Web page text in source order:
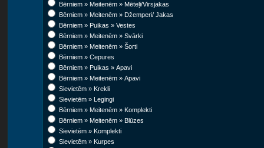
Bērniem » Meitenēm » Mēteļi/Virsjakas
Bērniem » Meitenēm » Džemperi/ Jakas
Bērniem » Puikas » Vestes
Bērniem » Meitenēm » Svārki
Bērniem » Meitenēm » Šorti
Bērniem » Cepures
Bērniem » Puikas » Apavi
Bērniem » Meitenēm » Apavi
Sievietēm » Krekli
Sievietēm » Legingi
Bērniem » Meitenēm » Komplekti
Bērniem » Meitenēm » Blūzes
Sievietēm » Komplekti
Sievietēm » Kurpes